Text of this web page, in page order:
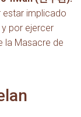
estar implicado
por ejercer
la Masacre de